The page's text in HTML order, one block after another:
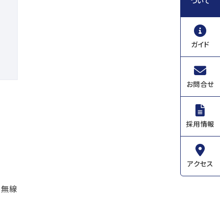
線
ガイド
お問合せ
採用情報
アクセス